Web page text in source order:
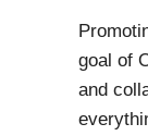
goal of
and